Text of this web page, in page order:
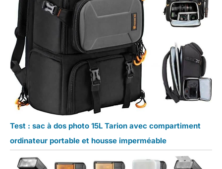
Test : sac à dos photo 15L Tarion avec compartiment
ordinateur portable et housse imperméable